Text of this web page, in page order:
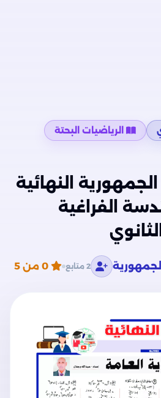
الرياضيات البحتة
النهائية
الفراغية
2 متابع 0 من 5